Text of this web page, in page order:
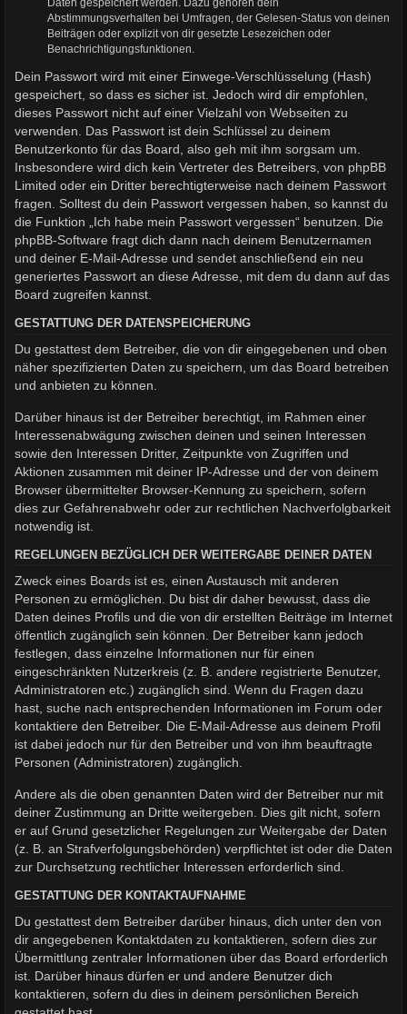
Abstimmungsverhalten bei Umfragen, der Gelesen-Status von deinen
Beiträgen oder explizit von dir gesetzte Lesezeichen oder
Benachrichtigungsfunktionen.
Dein Passwort wird mit einer Einwege-Verschlüsselung (Hash)
gespeichert, so dass es sicher ist. Jedoch wird dir empfohlen,
dieses Passwort nicht auf einer Vielzahl von Webseiten zu
verwenden. Das Passwort ist dein Schlüssel zu deinem
Benutzerkonto für das Board, also geh mit ihm sorgsam um.
Insbesondere wird dich kein Vertreter des Betreibers, von phpBB
Limited oder ein Dritter berechtigterweise nach deinem Passwort
fragen. Solltest du dein Passwort vergessen haben, so kannst du
die Funktion „Ich habe mein Passwort vergessen“ benutzen. Die
phpBB-Software fragt dich dann nach deinem Benutzernamen
und deiner E-Mail-Adresse und sendet anschließend ein neu
generiertes Passwort an diese Adresse, mit dem du dann auf das
Board zugreifen kannst.
GESTATTUNG DER DATENSPEICHERUNG
Du gestattest dem Betreiber, die von dir eingegebenen und oben
näher spezifizierten Daten zu speichern, um das Board betreiben
und anbieten zu können.
Darüber hinaus ist der Betreiber berechtigt, im Rahmen einer
Interessenabwägung zwischen deinen und seinen Interessen
sowie den Interessen Dritter, Zeitpunkte von Zugriffen und
Aktionen zusammen mit deiner IP-Adresse und der von deinem
Browser übermittelter Browser-Kennung zu speichern, sofern
dies zur Gefahrenabwehr oder zur rechtlichen Nachverfolgbarkeit
notwendig ist.
REGELUNGEN BEZÜGLICH DER WEITERGABE DEINER DATEN
Zweck eines Boards ist es, einen Austausch mit anderen
Personen zu ermöglichen. Du bist dir daher bewusst, dass die
Daten deines Profils und die von dir erstellten Beiträge im Internet
öffentlich zugänglich sein können. Der Betreiber kann jedoch
festlegen, dass einzelne Informationen nur für einen
eingeschränkten Nutzerkreis (z. B. andere registrierte Benutzer,
Administratoren etc.) zugänglich sind. Wenn du Fragen dazu
hast, suche nach entsprechenden Informationen im Forum oder
kontaktiere den Betreiber. Die E-Mail-Adresse aus deinem Profil
ist dabei jedoch nur für den Betreiber und von ihm beauftragte
Personen (Administratoren) zugänglich.
Andere als die oben genannten Daten wird der Betreiber nur mit
deiner Zustimmung an Dritte weitergeben. Dies gilt nicht, sofern
er auf Grund gesetzlicher Regelungen zur Weitergabe der Daten
(z. B. an Strafverfolgungsbehörden) verpflichtet ist oder die Daten
zur Durchsetzung rechtlicher Interessen erforderlich sind.
GESTATTUNG DER KONTAKTAUFNAHME
Du gestattest dem Betreiber darüber hinaus, dich unter den von
dir angegebenen Kontaktdaten zu kontaktieren, sofern dies zur
Übermittlung zentraler Informationen über das Board erforderlich
ist. Darüber hinaus dürfen er und andere Benutzer dich
kontaktieren, sofern du dies in deinem persönlichen Bereich